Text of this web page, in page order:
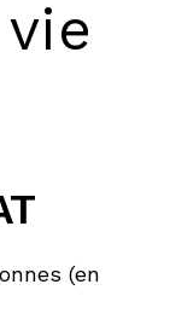
(en